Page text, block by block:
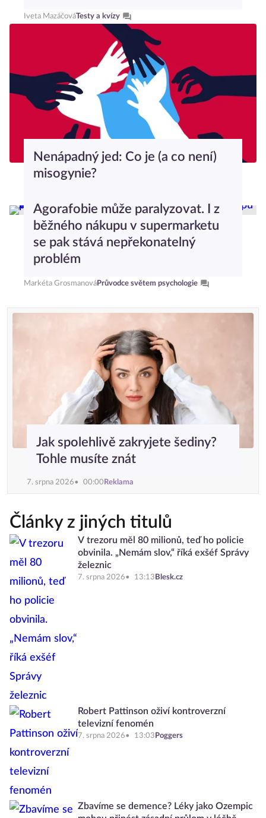
Iveta MazáčováTesty a kvízy
Nenápadný jed: Co je (a co není)
misogynie?
Agorafobie může paralyzovat. I z
běžného nákupu v supermarketu
se pak stává nepřekonatelný
problém
Markéta GrosmanováPrůvodce světem psychologie
Jak spolehlivě zakryjete šediny?
Tohle musíte znát
7. srpna 2026 00:00 Reklama
Články z jiných titulů
V trezoru měl 80 milionů, teď ho policie
obvinila. „Nemám slov,“ říká exšéf Správy
železnic
7. srpna 2026 13:13 Blesk.cz
Robert Pattinson oživí kontroverzní
televizní fenomén
7. srpna 2026 13:03 Poggers
Zbavíme se demence? Léky jako Ozempic